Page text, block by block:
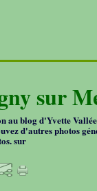
sur
au blog d'Yvette
d'autres photos
sur